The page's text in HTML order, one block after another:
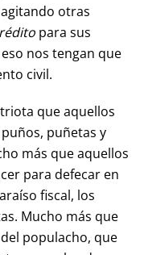
otras
rédito para sus
nos tengan que
civil.
que aquellos
puñetas y
más que aquellos
para defecar en
fiscal, los
Mucho más que
populacho, que